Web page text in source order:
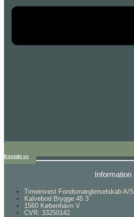
Kontakt os
Information
Timeinvest Fondsmæglerselskab A/S
Kalvebod Brygge 45 3
1560 København V
CVR: 33250142